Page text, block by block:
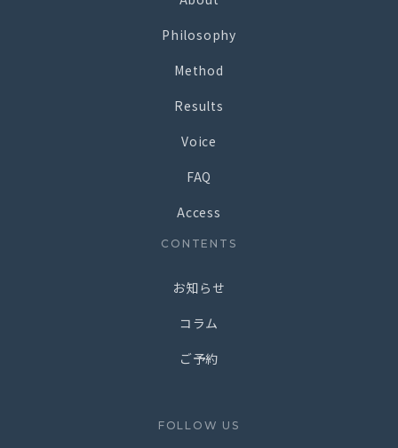
Philosophy
Method
Results
Voice
FAQ
Access
CONTENTS
お知らせ
コラム
ご予約
FOLLOW US